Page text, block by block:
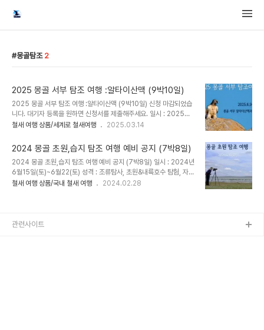
몽골탐조 2
2025 몽골 서부 탐조 여행 :알타이산맥 (9박10일)
2025 몽골 서부 탐조 여행 :알타이산맥 (9박10일) 신청 마감되었습
니다. 대기자 등록을 원하면 신청서를 제출해주세요. 일시 : 2025년
6월9일(월)~6월18일(수)장소 : 투울강, 알타이 산맥, 호민탈 국립공
유형 : 초원, 습지, 고산지대, 내륙호수, 타이가숲이동 : 자동차 및 도보
트레킹모집인원 : 9~12명 여행 소개동아시아 철새 루트 탐방의 일환
이며, 초여름 아시아 북방 철새 탐험입니다. 몽골은 우리나라를 오가는
상당수의 겨울철새들과 나그네새들이 번식지로 삼는 곳입니다. 남한
15배 면적의 큰 땅을 가진 몽골에는 바다같은 호수, 끝없는 초원 그리
철새 여행 상품/세계로 철새여행 2025.03.14
2024 몽골 초원,습지 탐조 여행 예비 공지 (7박8일)
2024 몽골 초원,습지 탐조 여행 예비 공지 (7박8일) 일시 : 2024년
6월15일(토)~6월22(토) 성격 : 조류탐사, 초원&내륙호수 탐험, 자동
차 및 도보 트레킹 서식지 유형 : 초원, 습지, 타이가숲 이동 : 자동차
8일차 자유탐조(오전) & 인천공항 도착 및 해산 신청은 3월 중순부터
철새 여행 상품/국내 철새 여행 2024.02.28
관련사이트